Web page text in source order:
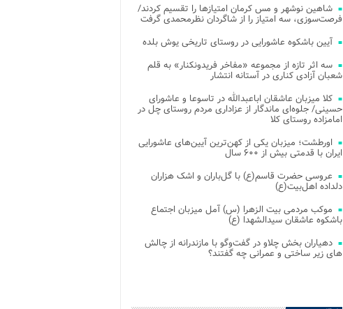
شاهین نوشهر و مس کرمان امتیازها را تقسیم کردند/
فرصت‌سوزی، سه امتیاز را از شاگردان نظرمحمدی گرفت
آیین باشکوه عاشورایی در روستای تاریخی یوش بلده
سه اثر تازه از مجموعه «مفاخر فریدونکنار» به قلم
شعبان آزادی کناری در آستانه انتشار
کلا میزبان عاشقان اباعبدالله در تاسوعا و عاشورای
حسینی/ جلوه‌ای ماندگار از عزاداری مردم روستای چل در
امامزاده روستای کلا
اورطشت؛ میزبان یکی از کهن‌ترین آیین‌های عاشورایی
ایران با قدمتی بیش از ۶۰۰ سال
عروسی حضرت قاسم(ع) با گل‌باران و اشک هزاران
دلداده اهل‌بیت(ع)
موکب مردمی بیت‌ الزهرا (س) آمل میزبان اجتماع
باشکوه عاشقان سیدالشهدا (ع)
دهیاران بخش چلاو در گفت‌وگو با مازندرانه از چالش
های زیر ساختی و عمرانی چه گفتند؟